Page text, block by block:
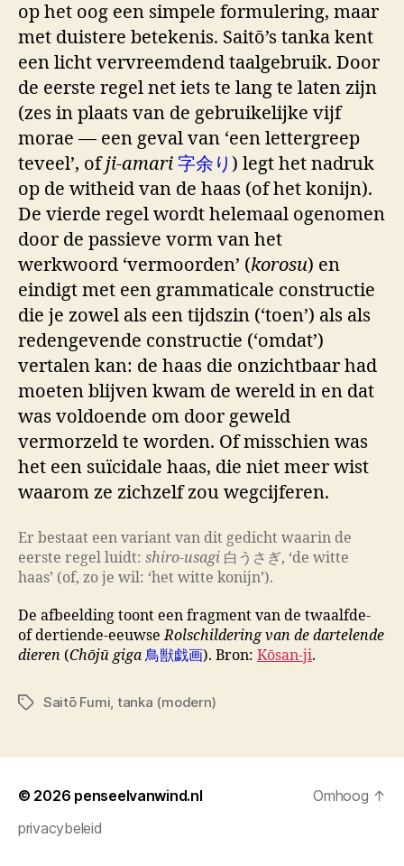
op het oog een simpele formulering, maar
met duistere betekenis. Saitō’s tanka kent
een licht vervreemdend taalgebruik. Door
de eerste regel net iets te lang te laten zijn
(zes in plaats van de gebruikelijke vijf
morae — een geval van ‘een lettergreep
teveel’, ofji-amari 字余り ) legt het nadruk
op de witheid van de haas (of het konijn).
De vierde regel wordt helemaal ogenomen
door de passieve vorm van het
werkwoord ‘vermoorden’ (korosu) en
eindigt met een grammaticale constructie
die je zowel als een tijdszin (‘toen’) als als
redengevende constructie (‘omdat’)
vertalen kan: de haas die onzichtbaar had
moeten blijven kwam de wereld in en dat
was voldoende om door geweld
vermorzeld te worden. Of misschien was
het een suïcidale haas, die niet meer wist
waarom ze zichzelf zou wegcijferen.
Er bestaat een variant van dit gedicht waarin de
eerste regel luidt: shiro-usagi 白うさぎ, ‘de witte
haas’ (of, zo je wil: ‘het witte konijn’).
De afbeelding toont een fragment van de twaalfde-
of dertiende-eeuwseRolschildering van de dartelende
dieren (Chōjū giga 鳥獣戯画). Bron: Kōsan-ji.
TagsSaitō Fumi, tanka (modern)
© 2026 penseelvanwind.nl
privacybeleid
Omhoog ↑